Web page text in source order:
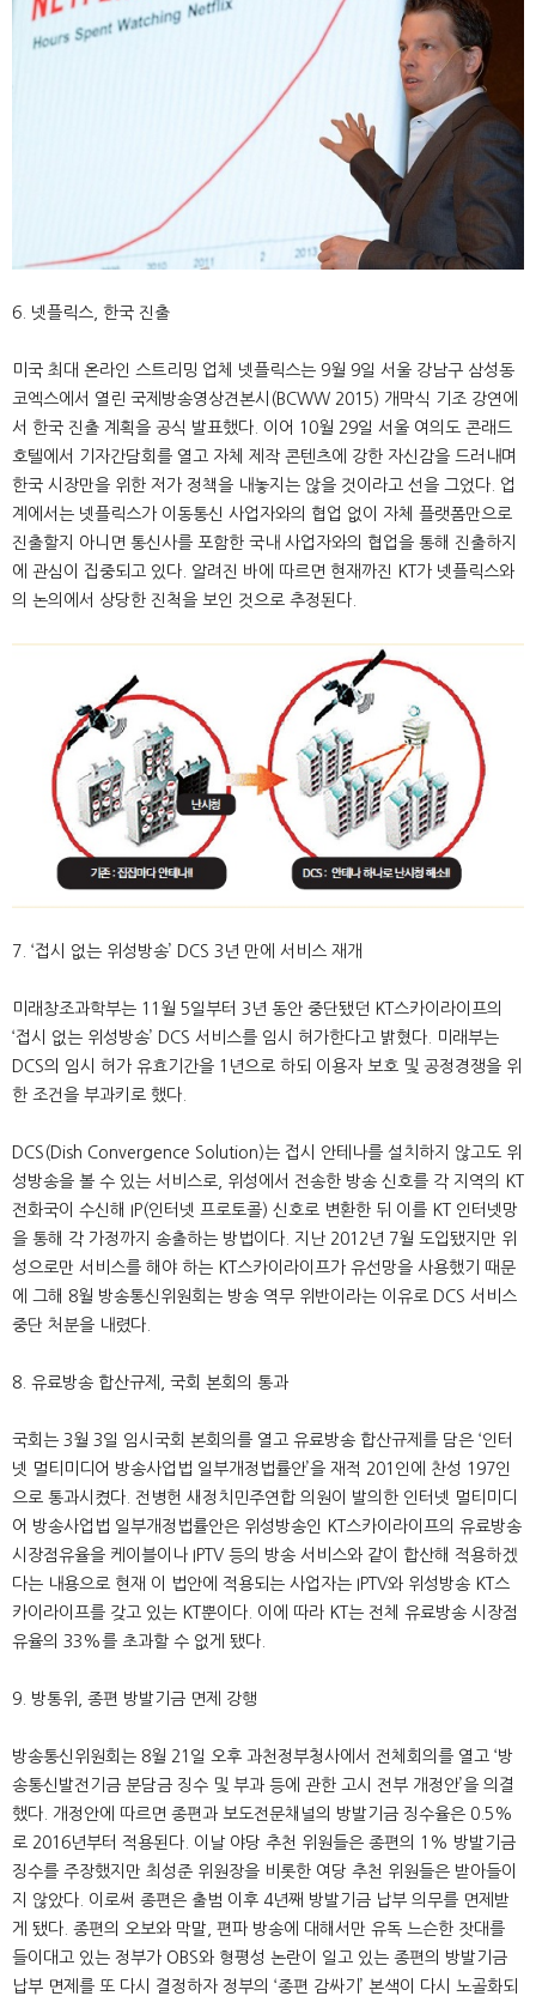
6. 넷플릭스, 한국 진출
미국 최대 온라인 스트리밍 업체 넷플릭스는 9월 9일 서울 강남구 삼성동
코엑스에서 열린 국제방송영상견본시(BCWW 2015) 개막식 기조 강연에
서 한국 진출 계획을 공식 발표했다. 이어 10월 29일 서울 여의도 콘래드
호텔에서 기자간담회를 열고 자체 제작 콘텐츠에 강한 자신감을 드러내며
한국 시장만을 위한 저가 정책을 내놓지는 않을 것이라고 선을 그었다. 업
계에서는 넷플릭스가 이동통신 사업자와의 협업 없이 자체 플랫폼만으로
진출할지 아니면 통신사를 포함한 국내 사업자와의 협업을 통해 진출하지
에 관심이 집중되고 있다. 알려진 바에 따르면 현재까진 KT가 넷플릭스와
의 논의에서 상당한 진척을 보인 것으로 추정된다.
7. ‘접시 없는 위성방송’ DCS 3년 만에 서비스 재개
미래창조과학부는 11월 5일부터 3년 동안 중단됐던 KT스카이라이프의
‘접시 없는 위성방송’ DCS 서비스를 임시 허가한다고 밝혔다. 미래부는
DCS의 임시 허가 유효기간을 1년으로 하되 이용자 보호 및 공정경쟁을 위
한 조건을 부과키로 했다.
DCS(Dish Convergence Solution)는 접시 안테나를 설치하지 않고도 위
성방송을 볼 수 있는 서비스로, 위성에서 전송한 방송 신호를 각 지역의 KT
전화국이 수신해 IP(인터넷 프로토콜) 신호로 변환한 뒤 이를 KT 인터넷망
을 통해 각 가정까지 송출하는 방법이다. 지난 2012년 7월 도입됐지만 위
성으로만 서비스를 해야 하는 KT스카이라이프가 유선망을 사용했기 때문
에 그해 8월 방송통신위원회는 방송 역무 위반이라는 이유로 DCS 서비스
중단 처분을 내렸다.
8. 유료방송 합산규제, 국회 본회의 통과
국회는 3월 3일 임시국회 본회의를 열고 유료방송 합산규제를 담은 ‘인터
넷 멀티미디어 방송사업법 일부개정법률안’을 재적 201인에 찬성 197인
으로 통과시켰다. 전병헌 새정치민주연합 의원이 발의한 인터넷 멀티미디
어 방송사업법 일부개정법률안은 위성방송인 KT스카이라이프의 유료방송
시장점유율을 케이블이나 IPTV 등의 방송 서비스와 같이 합산해 적용하겠
다는 내용으로 현재 이 법안에 적용되는 사업자는 IPTV와 위성방송 KT스
카이라이프를 갖고 있는 KT뿐이다. 이에 따라 KT는 전체 유료방송 시장점
유율의 33%를 초과할 수 없게 됐다.
9. 방통위, 종편 방발기금 면제 강행
방송통신위원회는 8월 21일 오후 과천정부청사에서 전체회의를 열고 ‘방
송통신발전기금 분담금 징수 및 부과 등에 관한 고시 전부 개정안’을 의결
했다. 개정안에 따르면 종편과 보도전문채널의 방발기금 징수율은 0.5%
로 2016년부터 적용된다. 이날 야당 추천 위원들은 종편의 1% 방발기금
징수를 주장했지만 최성준 위원장을 비롯한 여당 추천 위원들은 받아들이
지 않았다. 이로써 종편은 출범 이후 4년째 방발기금 납부 의무를 면제받
게 됐다. 종편의 오보와 막말, 편파 방송에 대해서만 유독 느슨한 잣대를
들이대고 있는 정부가 OBS와 형평성 논란이 일고 있는 종편의 방발기금
납부 면제를 또 다시 결정하자 정부의 ‘종편 감싸기’ 본색이 다시 노골화되